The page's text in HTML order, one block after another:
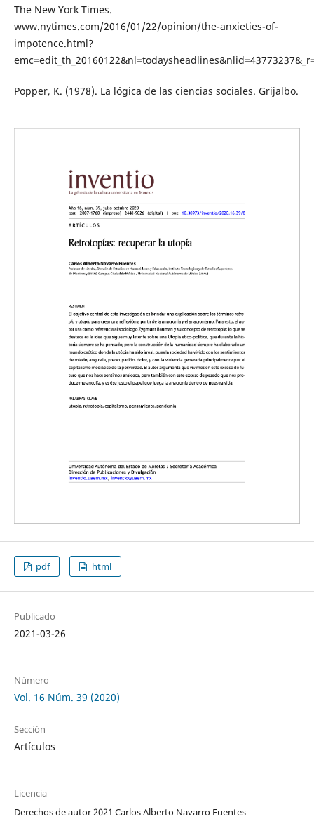
The New York Times.
www.nytimes.com/2016/01/22/opinion/the-anxieties-of-
impotence.html?
Popper, K. (1978). La lógica de las ciencias sociales. Grijalbo.
pdf html
Publicado
2021-03-26
Número
Vol. 16 Núm. 39 (2020)
Sección
Artículos
Licencia
Derechos de autor 2021 Carlos Alberto Navarro Fuentes